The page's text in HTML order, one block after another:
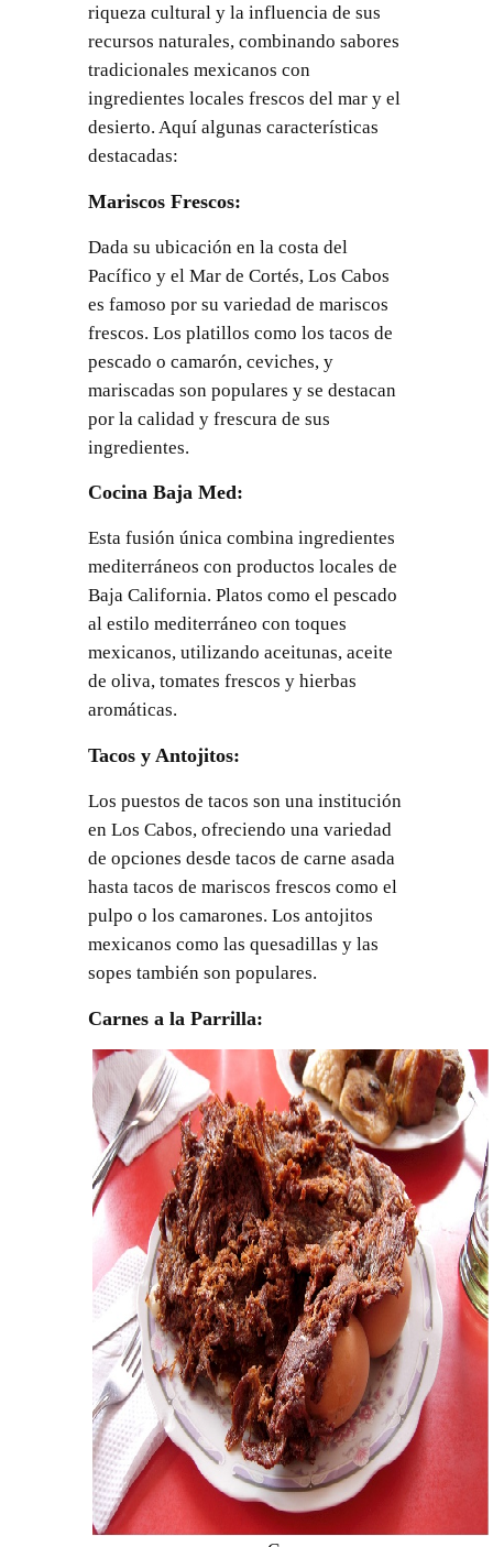
riqueza cultural y la influencia de sus
recursos naturales, combinando sabores
tradicionales mexicanos con
ingredientes locales frescos del mar y el
desierto. Aquí algunas características
destacadas:
Mariscos Frescos:
Dada su ubicación en la costa del
Pacífico y el Mar de Cortés, Los Cabos
es famoso por su variedad de mariscos
frescos. Los platillos como los tacos de
pescado o camarón, ceviches, y
mariscadas son populares y se destacan
por la calidad y frescura de sus
ingredientes.
Cocina Baja Med:
Esta fusión única combina ingredientes
mediterráneos con productos locales de
Baja California. Platos como el pescado
al estilo mediterráneo con toques
mexicanos, utilizando aceitunas, aceite
de oliva, tomates frescos y hierbas
aromáticas.
Tacos y Antojitos:
Los puestos de tacos son una institución
en Los Cabos, ofreciendo una variedad
de opciones desde tacos de carne asada
hasta tacos de mariscos frescos como el
pulpo o los camarones. Los antojitos
mexicanos como las quesadillas y las
sopes también son populares.
Carnes a la Parrilla: